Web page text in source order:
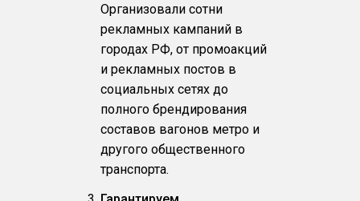
Организовали сотни
рекламных кампаний в
городах РФ, от промоакций
и рекламных постов в
социальных сетях до
полного брендирования
составов вагонов метро и
другого общественного
транспорта.